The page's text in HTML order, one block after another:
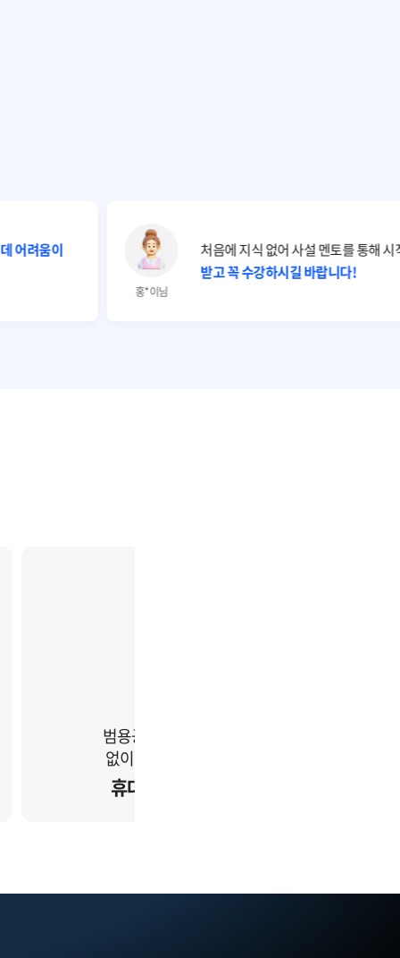
어려움이
홍*이님
처음에 지식 없어 사설 멘토를 통해
받고 꼭 수강하시길 바랍니다!
범용공동인증서
없이 쉽게 수강!
휴대폰 인증